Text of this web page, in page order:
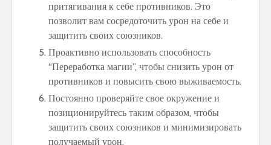
притягивания к себе противников. Это
позволит вам сосредоточить урон на себе и
защитить своих союзников.
Проактивно использовать способность
“Переработка магии”, чтобы снизить урон от
противников и повысить свою выживаемость.
Постоянно проверяйте свое окружение и
позиционируйтесь таким образом, чтобы
защитить своих союзников и минимизировать
получаемый урон.